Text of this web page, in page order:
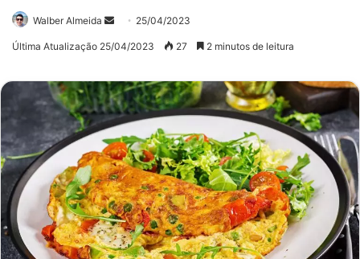
Walber Almeida
Mande25/04/2023
Última Atualização 25/04/2023 27 2 minutos de leitura